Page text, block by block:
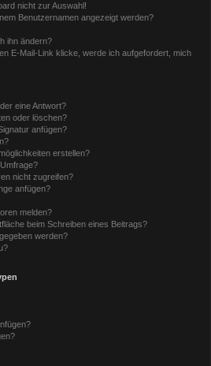
nicht zur Auswahl!
Benutzernamen angezeigt werden?
ihn ändern?
E-Mail-Link klicke, werde ich aufgefordert, mich
eine Antwort?
oder löschen?
anfügen?
erstellen?
nicht zugreifen?
anfügen?
melden?
beim Schreiben eines Beitrags?
werden?